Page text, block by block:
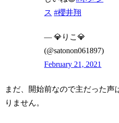
ス #櫻井翔
— 💎りこ💎
(@satonon061897)
February 21, 2021
まだ、開始前なので主だった声
りません。